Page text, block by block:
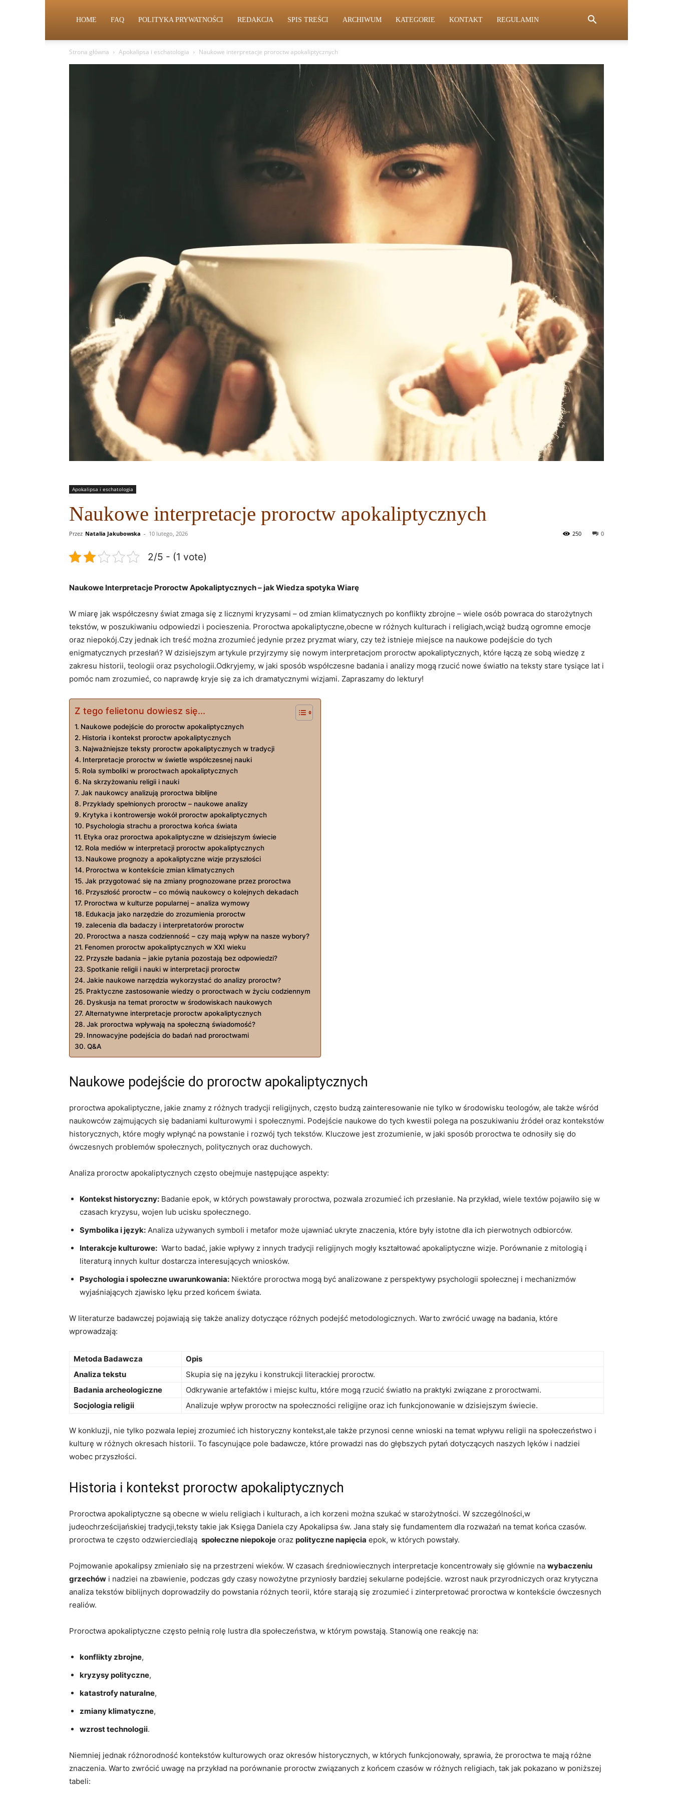
HOME FAQ POLITYKA PRYWATNOŚCI REDAKCJA SPIS TREŚCI ARCHIWUM KATEGORIE KONTAKT REGULAMIN
Strona główna Apokalipsa i eschatologia Naukowe interpretacje proroctw apokaliptycznych
Apokalipsa i eschatologia
Naukowe interpretacje proroctw apokaliptycznych
Przez Natalia Jakubowska - 10 lutego, 2026 0
250
2/5 - (1 vote)
Naukowe Interpretacje Proroctw Apokaliptycznych⁢ – jak Wiedza spotyka Wiarę
W miarę jak‌ współczesny⁢ świat zmaga się‌ z licznymi kryzysami –⁢ od zmian klimatycznych po konflikty zbrojne – wiele osób⁢ powraca ‍do starożytnych
tekstów, w⁤ poszukiwaniu⁣ odpowiedzi i pocieszenia. ⁣Proroctwa​ apokaliptyczne,obecne w różnych kulturach i religiach,wciąż budzą⁢ ogromne​ emocje
oraz niepokój.Czy ‌jednak ich treść⁢ można ‌zrozumieć jedynie przez pryzmat wiary, ⁣czy też istnieje miejsce⁤ na naukowe podejście do ‌tych
enigmatycznych przesłań? ⁢W dzisiejszym artykule‍ przyjrzymy się nowym interpretacjom ⁤proroctw ⁢apokaliptycznych, które łączą ze ‍sobą wiedzę z
zakresu historii, ‍teologii oraz psychologii.Odkryjemy, w ‌jaki sposób ⁤współczesne badania i analizy mogą ⁣rzucić nowe światło na teksty⁣ stare tysiące‌ lat i
⁣pomóc ‌nam​ zrozumieć, co ‍naprawdę kryje się⁢ za ich dramatycznymi wizjami.⁢ Zapraszamy do lektury!
Z tego felietonu dowiesz się...
Naukowe podejście do proroctw apokaliptycznych
Historia i⁢ kontekst proroctw apokaliptycznych
Najważniejsze teksty proroctw apokaliptycznych⁢ w tradycji
Interpretacje proroctw w świetle‌ współczesnej nauki
Rola symboliki w proroctwach ⁢apokaliptycznych
Na‌ skrzyżowaniu religii ‍i‍ nauki
Jak naukowcy analizują proroctwa biblijne
Przykłady spełnionych proroctw ⁤– naukowe analizy
Krytyka i kontrowersje wokół proroctw apokaliptycznych
Psychologia ⁣strachu a⁢ proroctwa końca świata
Etyka oraz proroctwa apokaliptyczne ⁤w dzisiejszym świecie
Rola mediów‍ w⁣ interpretacji‌ proroctw ⁢apokaliptycznych
Naukowe prognozy a apokaliptyczne ⁤wizje przyszłości
Proroctwa w⁢ kontekście zmian klimatycznych
Jak ⁣przygotować ⁢się na zmiany prognozowane⁣ przez proroctwa
Przyszłość proroctw ​– co mówią naukowcy o kolejnych dekadach
Proroctwa w kulturze popularnej – analiza wymowy
Edukacja jako narzędzie ⁤do zrozumienia proroctw
zalecenia dla badaczy ‍i ⁤interpretatorów proroctw
Proroctwa a nasza codzienność – czy mają wpływ na nasze wybory?
Fenomen proroctw apokaliptycznych⁢ w XXI wieku
Przyszłe badania – jakie pytania pozostają bez odpowiedzi?
Spotkanie‌ religii i ‌nauki w interpretacji ⁤proroctw
Jakie naukowe‍ narzędzia wykorzystać do analizy proroctw?
Praktyczne zastosowanie​ wiedzy ⁣o proroctwach w życiu ‌codziennym
Dyskusja na temat proroctw ⁣w środowiskach naukowych
Alternatywne interpretacje ‍proroctw ⁣apokaliptycznych
Jak proroctwa wpływają na społeczną‌ świadomość?
Innowacyjne podejścia‍ do​ badań ​nad proroctwami
Q&A
Naukowe podejście do proroctw apokaliptycznych
proroctwa ‍apokaliptyczne, jakie znamy ‍z różnych⁣ tradycji ⁤religijnych, często budzą zainteresowanie nie tylko w środowisku teologów,​ ale​ także wśród
naukowców zajmujących się badaniami kulturowymi⁤ i społecznymi. Podejście naukowe‍ do tych kwestii ⁣polega ‌na ⁢poszukiwaniu źródeł⁢ oraz kontekstów⁤
historycznych, które mogły⁣ wpłynąć na powstanie i rozwój tych tekstów. Kluczowe jest zrozumienie, w jaki sposób proroctwa ⁢te odnosiły ‍się ⁢do⁣
ówczesnych problemów społecznych, politycznych oraz duchowych.
Analiza proroctw ⁣apokaliptycznych często obejmuje następujące aspekty:
Kontekst ‍historyczny: Badanie ⁣epok, w których powstawały proroctwa, pozwala zrozumieć ich‌ przesłanie. Na⁣ przykład, ⁣wiele textów pojawiło się ‍w
czasach kryzysu, wojen lub ucisku​ społecznego.
Symbolika i język: Analiza używanych symboli ⁣i⁢ metafor może ujawniać‍ ukryte znaczenia, które były istotne dla ‍ich​ pierwotnych odbiorców.
Interakcje kulturowe: ​ Warto‌ badać, jakie wpływy z innych ⁤tradycji religijnych mogły kształtować apokaliptyczne wizje. Porównanie z mitologią i
literaturą innych ⁢kultur‍ dostarcza interesujących wniosków.
Psychologia i społeczne uwarunkowania: Niektóre proroctwa ​mogą być analizowane z perspektywy psychologii społecznej i mechanizmów
wyjaśniających ​zjawisko lęku przed końcem ⁢świata.
W literaturze badawczej pojawiają‌ się także analizy ⁤dotyczące‍ różnych podejść metodologicznych. Warto ​zwrócić uwagę‍ na badania, ⁤które
wprowadzają:
Metoda ‌Badawcza
Opis
Analiza⁣ tekstu
Skupia⁤ się na języku i konstrukcji literackiej⁣ proroctw.
Badania archeologiczne
Odkrywanie artefaktów⁣ i miejsc⁣ kultu, które mogą ⁢rzucić ⁤światło na ​praktyki związane z proroctwami.
Socjologia‍ religii
Analizuje ⁢wpływ ‌proroctw na społeczności ‍religijne ⁢oraz ich ​funkcjonowanie w⁤ dzisiejszym świecie.
W konkluzji, nie tylko pozwala lepiej zrozumieć ich historyczny kontekst,ale także przynosi​ cenne wnioski ‍na temat⁢ wpływu​ religii na społeczeństwo⁤ i
kulturę w​ różnych‌ okresach historii. To fascynujące pole badawcze, które prowadzi nas⁤ do głębszych pytań dotyczących naszych ‌lęków i ⁤nadziei
wobec przyszłości.
Historia i⁢ kontekst proroctw apokaliptycznych
Proroctwa⁢ apokaliptyczne są obecne w ⁤wielu religiach i kulturach, a ich korzeni można szukać w starożytności.⁤ W ‍szczególności,w
judeochrześcijańskiej ⁤tradycji,teksty takie jak Księga Daniela ⁤czy Apokalipsa św. ‌Jana stały ​się fundamentem‍ dla rozważań na⁢ temat końca​ czasów.
proroctwa te często odzwierciedlają ‍ społeczne niepokoje oraz polityczne napięcia epok, w których powstały.
Pojmowanie apokalipsy zmieniało się na przestrzeni⁤ wieków. W czasach średniowiecznych interpretacje koncentrowały ⁣się głównie na wybaczeniu
grzechów i nadziei ⁢na zbawienie,‌ podczas gdy czasy nowożytne przyniosły ‌bardziej⁤ sekularne podejście. wzrost⁤ nauk przyrodniczych oraz krytyczna
analiza⁣ tekstów​ biblijnych‍ doprowadziły​ do powstania⁢ różnych teorii, które starają się zrozumieć i‍ zinterpretować ⁤proroctwa w ‌kontekście ówczesnych⁤
realiów.
Proroctwa apokaliptyczne⁢ często pełnią ⁤rolę lustra dla ‌społeczeństwa, w którym powstają. Stanowią one reakcję na:
konflikty zbrojne,
kryzysy polityczne,
katastrofy ​naturalne,
zmiany klimatyczne,
wzrost technologii.
Niemniej jednak różnorodność kontekstów ⁤kulturowych oraz okresów historycznych, w⁤ których funkcjonowały,‍ sprawia, ⁣że⁣ proroctwa te mają różne
znaczenia. Warto zwrócić uwagę na przykład na porównanie proroctw związanych ⁢z końcem czasów‌ w różnych religiach, ⁣tak jak pokazano w ⁣poniższej
tabeli: